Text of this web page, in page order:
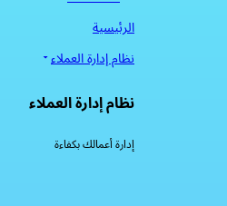
الرئيسية
نظام إدارة العملاء
نظام إدارة العملاء
إدارة أعمالك بكفاءة